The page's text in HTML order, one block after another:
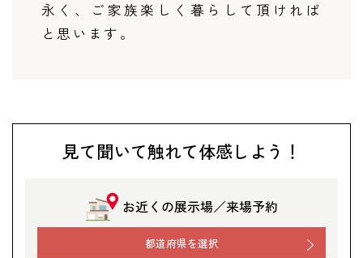
永く、ご家族楽しく暮らして頂ければ
と思います。
見て聞いて触れて体感しよう！
お近くの展示場／来場予約
都道府県を選択